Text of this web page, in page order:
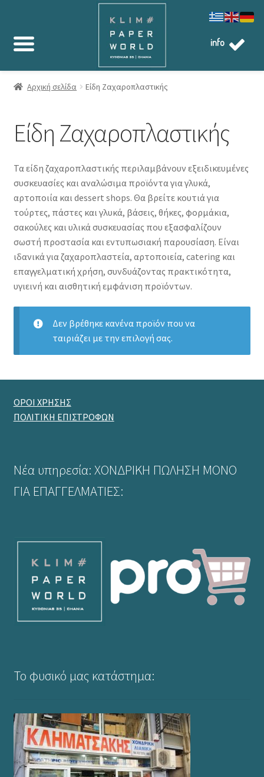
Αρχική σελίδα Είδη Ζαχαροπλαστικής
Είδη Ζαχαροπλαστικής
Τα είδη ζαχαροπλαστικής περιλαμβάνουν εξειδικευμένες
συσκευασίες και αναλώσιμα προϊόντα για γλυκά,
αρτοποιία και dessert shops. Θα βρείτε κουτιά για
τούρτες, πάστες και γλυκά, βάσεις, θήκες, φορμάκια,
σακούλες και υλικά συσκευασίας που εξασφαλίζουν
σωστή προστασία και εντυπωσιακή παρουσίαση. Είναι
ιδανικά για ζαχαροπλαστεία, αρτοποιεία, catering και
επαγγελματική χρήση, συνδυάζοντας πρακτικότητα,
υγιεινή και αισθητική εμφάνιση προϊόντων.
Δεν βρέθηκε κανένα προϊόν που να
ταιριάζει με την επιλογή σας.
ΟΡΟΙ ΧΡΗΣΗΣ
ΠΟΛΙΤΙΚΗ ΕΠΙΣΤΡΟΦΩΝ
Νέα υπηρεσία: ΧΟΝΔΡΙΚΗ ΠΩΛΗΣΗ ΜΟΝΟ
ΓΙΑ ΕΠΑΓΓΕΛΜΑΤΙΕΣ:
Το φυσικό μας κατάστημα:
info